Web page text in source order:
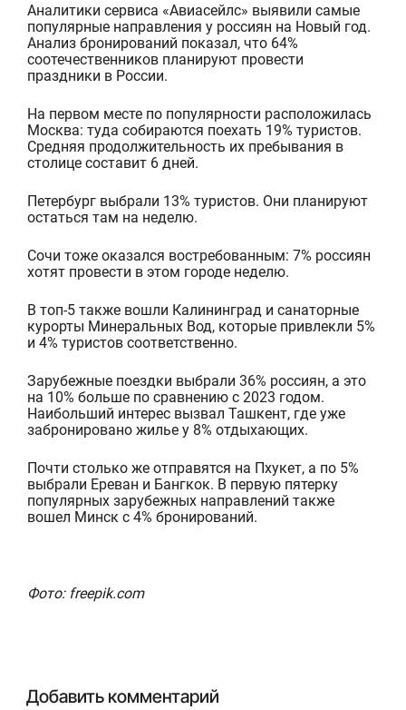
Аналитики сервиса «Авиасейлс» выявили самые
популярные направления у россиян на Новый год.
Анализ бронирований показал, что 64%
соотечественников планируют провести
праздники в России.
На первом месте по популярности расположилась
Москва: туда собираются поехать 19% туристов.
Средняя продолжительность их пребывания в
столице составит 6 дней.
Петербург выбрали 13% туристов. Они планируют
остаться там на неделю.
Сочи тоже оказался востребованным: 7% россиян
хотят провести в этом городе неделю.
В топ-5 также вошли Калининград и санаторные
курорты Минеральных Вод, которые привлекли 5%
и 4% туристов соответственно.
Зарубежные поездки выбрали 36% россиян, а это
на 10% больше по сравнению с 2023 годом.
Наибольший интерес вызвал Ташкент, где уже
забронировано жилье у 8% отдыхающих.
Почти столько же отправятся на Пхукет, а по 5%
выбрали Ереван и Бангкок. В первую пятерку
популярных зарубежных направлений также
вошел Минск с 4% бронирований.
Фото: freepik.com
Добавить комментарий